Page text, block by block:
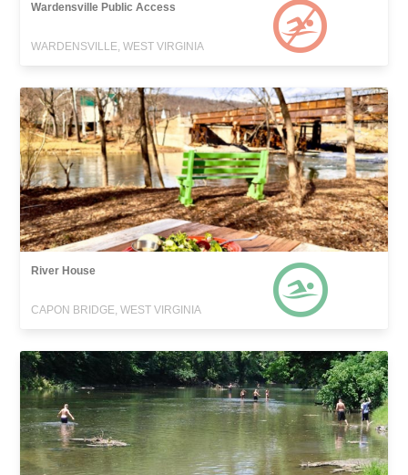
Wardensville Public Access
WARDENSVILLE, WEST VIRGINIA
River House
CAPON BRIDGE, WEST VIRGINIA